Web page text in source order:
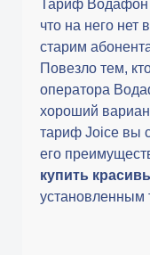
Тариф Водафон
что на него нет
старим
Повезло тем,
оператора
хороший
тариф Joice вы
его
купить
установленным